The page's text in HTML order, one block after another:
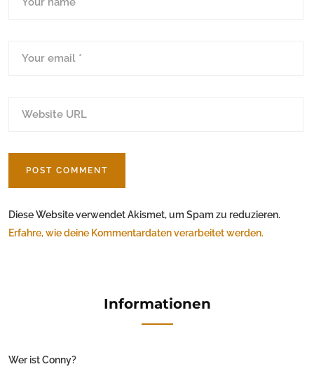
Diese Website verwendet Akismet, um Spam zu reduzieren.
Erfahre, wie deine Kommentardaten verarbeitet werden.
Informationen
Wer ist Conny?